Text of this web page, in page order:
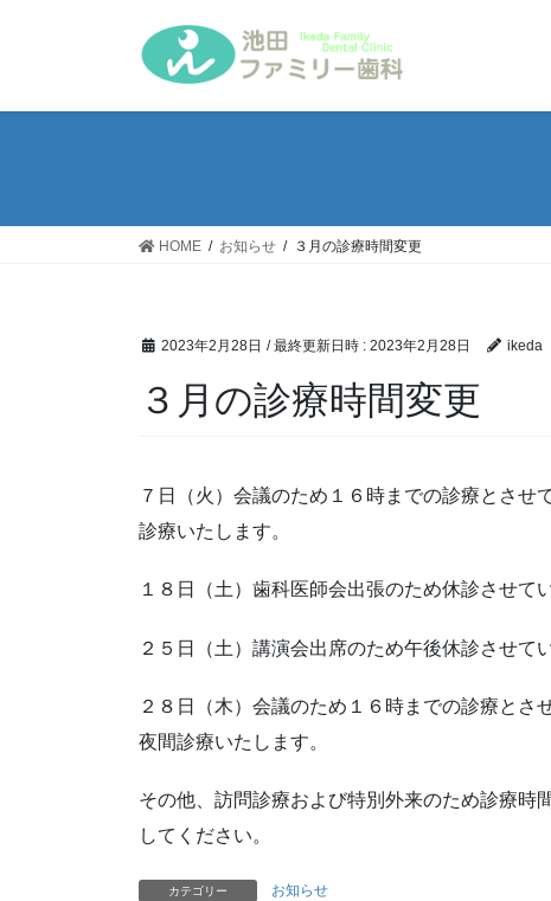
HOME お知らせ ３月の診療時間変更
2023年2月28日 / 最終更新日時 : 2023年2月28日 ikeda
３月の診療時間変更
７日（火）会議のため１６時までの診療とさせ
診療いたします。
１８日（土）歯科医師会出張のため休診させて
２５日（土）講演会出席のため午後休診させて
２８日（木）会議のため１６時までの診療と
夜間診療いたします。
その他、訪問診療および特別外来のため診療時
してください。
カテゴリー お知らせ